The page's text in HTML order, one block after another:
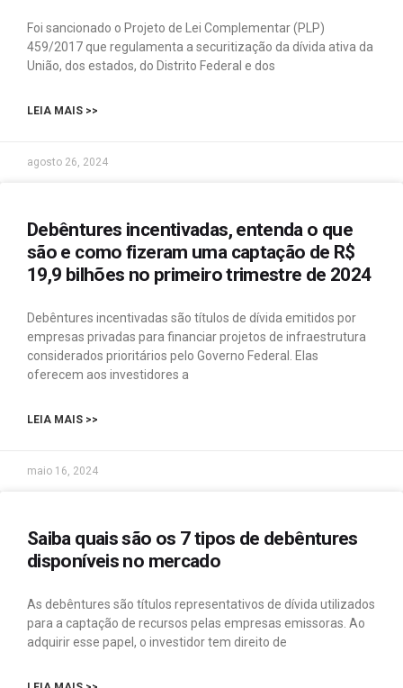
Foi sancionado o Projeto de Lei Complementar (PLP)
459/2017 que regulamenta a securitização da dívida ativa da
União, dos estados, do Distrito Federal e dos
LEIA MAIS >>
agosto 26, 2024
Debêntures incentivadas, entenda o que
são e como fizeram uma captação de R$
19,9 bilhões no primeiro trimestre de 2024
Debêntures incentivadas são títulos de dívida emitidos por
empresas privadas para financiar projetos de infraestrutura
considerados prioritários pelo Governo Federal. Elas
oferecem aos investidores a
LEIA MAIS >>
maio 16, 2024
Saiba quais são os 7 tipos de debêntures
disponíveis no mercado
As debêntures são títulos representativos de dívida utilizados
para a captação de recursos pelas empresas emissoras. Ao
adquirir esse papel, o investidor tem direito de